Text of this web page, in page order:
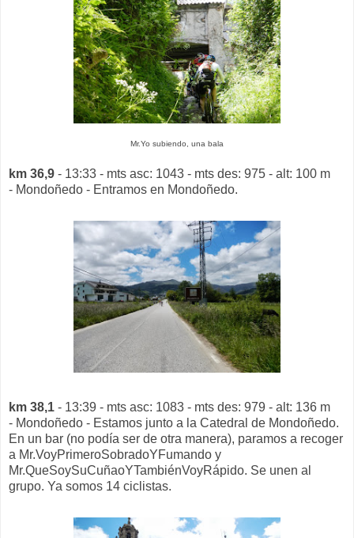
Mr.Yo subiendo, una bala
km 36,9 - 13:33 - mts asc: 1043 - mts des: 975 - alt: 100 m
- Mondoñedo - Entramos en Mondoñedo.
km 38,1 - 13:39 - mts asc: 1083 - mts des: 979 - alt: 136 m
- Mondoñedo - Estamos junto a la Catedral de Mondoñedo.
En un bar (no podía ser de otra manera), paramos a recoger
a Mr.VoyPrimeroSobradoYFumando y
Mr.QueSoySuCuñaoYTambiénVoyRápido. Se unen al
grupo. Ya somos 14 ciclistas.